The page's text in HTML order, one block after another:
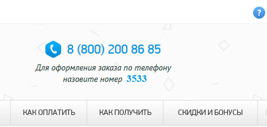
КАК ОПЛАТИТЬ КАК ПОЛУЧИТЬ СКИДКИ И БОНУСЫ